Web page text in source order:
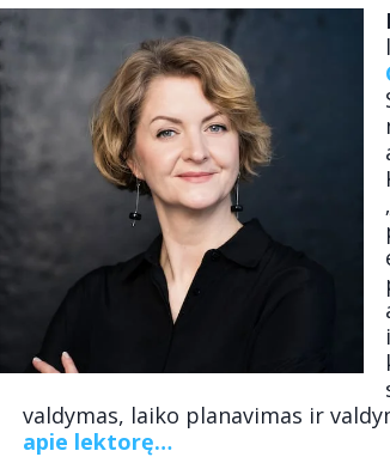
valdymas, laiko planavimas ir
apie lektorę…